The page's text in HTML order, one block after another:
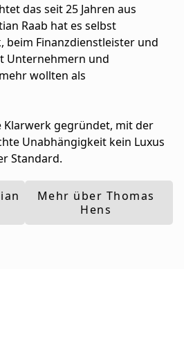
das seit 25 Jahren aus
Raab hat es selbst
beim Finanzdienstleister und
Unternehmern und
wollten als
Klarwerk gegründet, mit der
Unabhängigkeit kein Luxus
Standard.
Mehr über Thomas
Hens